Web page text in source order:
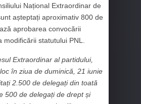
Național Extraordinar de
așteptați aproximativ 800 de
aprobarea convocării
statutului PNL.
Extraordinar al partidului,
în ziua de duminică, 21 iunie
2.500 de delegați din toată
500 de delegați de drept și